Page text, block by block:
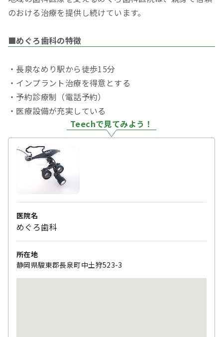
のおける治療を提供し続けています。
■めぐろ歯科の特徴
・長泉なめり駅から徒歩15分
・インプラント治療を得意とする
・予約診療制（電話予約）
・医療設備が充実している
Teechで見てみよう！
医院名
めぐろ歯科
所在地
静岡県駿東郡長泉町中土狩523-3